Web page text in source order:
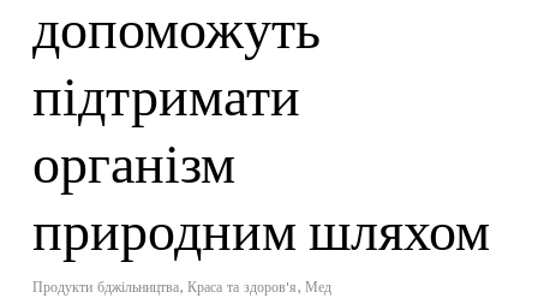
допоможуть
підтримати
організм
природним шляхом
Продукти бджільництва, Краса та здоров'я, Мед